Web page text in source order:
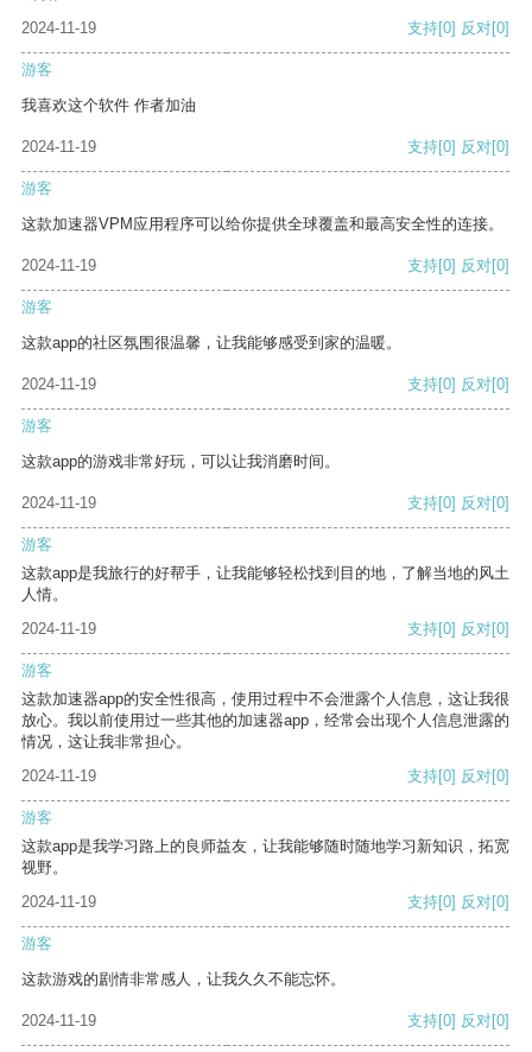
2024-11-19
支持[0] 反对[0]
游客
我喜欢这个软件 作者加油
2024-11-19 支持[0] 反对[0]
游客
这款加速器VPM应用程序可以给你提供全球覆盖和最高安全性的连接。
2024-11-19 支持[0] 反对[0]
游客
这款app的社区氛围很温馨，让我能够感受到家的温暖。
2024-11-19 支持[0] 反对[0]
游客
这款app的游戏非常好玩，可以让我消磨时间。
2024-11-19 支持[0] 反对[0]
游客
这款app是我旅行的好帮手，让我能够轻松找到目的地，了解当地的风土
人情。
2024-11-19
支持[0] 反对[0]
游客
这款加速器app的安全性很高，使用过程中不会泄露个人信息，这让我很
放心。我以前使用过一些其他的加速器app，经常会出现个人信息泄露的
情况，这让我非常担心。
2024-11-19
支持[0] 反对[0]
游客
这款app是我学习路上的良师益友，让我能够随时随地学习新知识，拓宽
视野。
2024-11-19
支持[0] 反对[0]
游客
这款游戏的剧情非常感人，让我久久不能忘怀。
2024-11-19 支持[0] 反对[0]